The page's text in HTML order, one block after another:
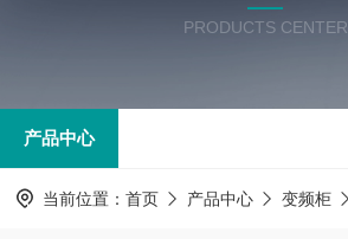
PRODUCTS CENTER
产品中心
当前位置： 首页 产品中心 变频柜